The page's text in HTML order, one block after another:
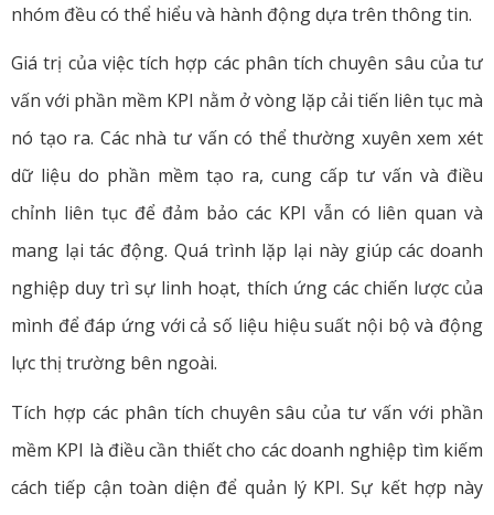
nhóm đều có thể hiểu và hành động dựa trên thông tin.
Giá trị của việc tích hợp các phân tích chuyên sâu của tư
vấn với phần mềm KPI nằm ở vòng lặp cải tiến liên tục mà
nó tạo ra. Các nhà tư vấn có thể thường xuyên xem xét
dữ liệu do phần mềm tạo ra, cung cấp tư vấn và điều
chỉnh liên tục để đảm bảo các KPI vẫn có liên quan và
mang lại tác động. Quá trình lặp lại này giúp các doanh
nghiệp duy trì sự linh hoạt, thích ứng các chiến lược của
mình để đáp ứng với cả số liệu hiệu suất nội bộ và động
lực thị trường bên ngoài.
Tích hợp các phân tích chuyên sâu của tư vấn với phần
mềm KPI là điều cần thiết cho các doanh nghiệp tìm kiếm
cách tiếp cận toàn diện để quản lý KPI. Sự kết hợp này